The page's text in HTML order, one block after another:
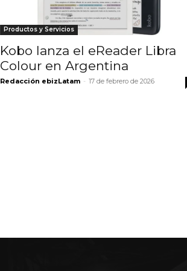
Productos y Servicios
Kobo lanza el eReader Libra
Colour en Argentina
Redacción ebizLatam - 17 de febrero de 2026